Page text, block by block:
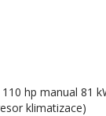
hp manual 81
klimatizace)